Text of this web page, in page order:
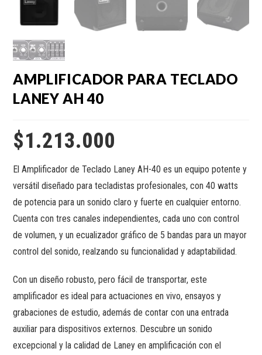
AMPLIFICADOR PARA TECLADO
LANEY AH 40
$1.213.000
El Amplificador de Teclado Laney AH-40 es un equipo potente y
versátil diseñado para tecladistas profesionales, con 40 watts
de potencia para un sonido claro y fuerte en cualquier entorno.
Cuenta con tres canales independientes, cada uno con control
de volumen, y un ecualizador gráfico de 5 bandas para un mayor
control del sonido, realzando su funcionalidad y adaptabilidad.
Con un diseño robusto, pero fácil de transportar, este
amplificador es ideal para actuaciones en vivo, ensayos y
grabaciones de estudio, además de contar con una entrada
auxiliar para dispositivos externos. Descubre un sonido
excepcional y la calidad de Laney en amplificación con el